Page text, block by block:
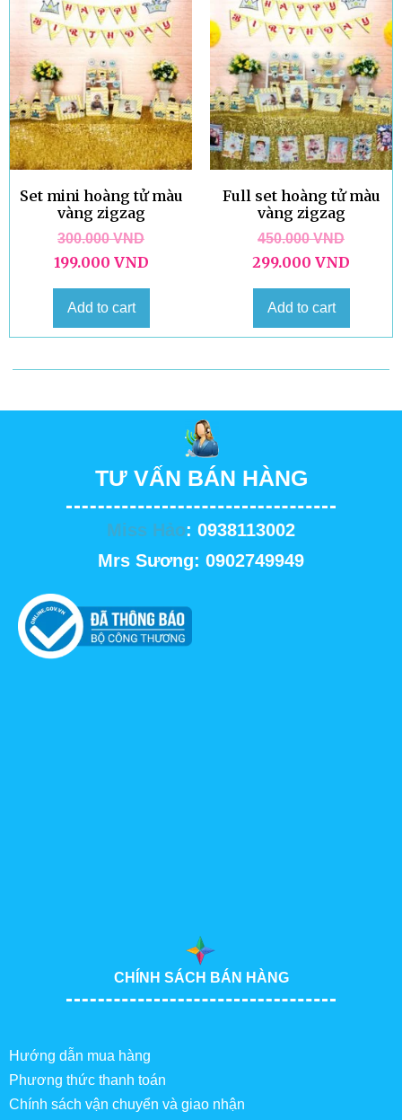
Set mini hoàng tử màu
vàng zigzag
300.000VND
199.000 VND
Add to cart
Full set hoàng tử màu
vàng zigzag
450.000VND
299.000 VND
Add to cart
TƯ VẤN BÁN HÀNG
Miss Hảo: 0938113002
Mrs Sương: 0902749949
CHÍNH SÁCH BÁN HÀNG
Hướng dẫn mua hàng
Phương thức thanh toán
Chính sách vận chuyển và giao nhận